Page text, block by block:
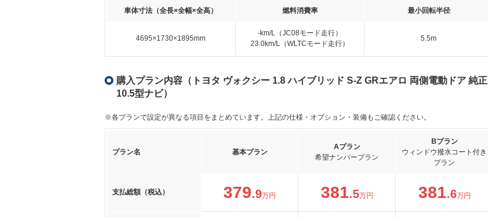
車体寸法（全長×全幅×全高） 燃料消費率 最小回転半径
4695×1730×1895mm
-km/L（JC08モード走行）
23.0km/L（WLTCモード走行）
5.5m
購入プラン内容（トヨタ ヴォクシー 1.8 ハイブリッド S-Z GRエアロ 両側電動ドア 純正
10.5型ナビ）
※各プランで設定が異なる項目をまとめています。上記の仕様・オプション・装備もご確認ください。
プラン名 基本プラン
Aプラン
希望ナンバープラン
Bプラン
ウィンドウ撥水コート付き
プラン
支払総額（税込） 379.9万円 381.5万円 381.6万円